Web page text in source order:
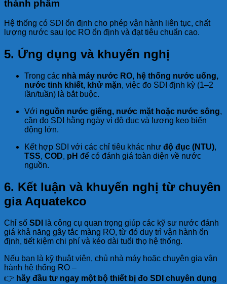
thành phẩm
Hệ thống có SDI ổn định cho phép vận hành liên tục, chất
lượng nước sau lọc RO ổn định và đạt tiêu chuẩn cao.
5. Ứng dụng và khuyến nghị
Trong các nhà máy nước RO, hệ thống nước uống,
nước tinh khiết, khử mặn, việc đo SDI định kỳ (1–2
lần/tuần) là bắt buộc.
Với nguồn nước giếng, nước mặt hoặc nước sông,
cần đo SDI hằng ngày vì độ đục và lượng keo biến
động lớn.
Kết hợp SDI với các chỉ tiêu khác như độ đục (NTU),
TSS, COD, pH để có đánh giá toàn diện về nước
nguồn.
6. Kết luận và khuyến nghị từ chuyên
gia Aquatekco
Chỉ số SDI
là công cụ quan trọng giúp các kỹ sư nước đánh
giá khả năng gây tắc màng RO, từ đó duy trì vận hành ổn
định, tiết kiệm chi phí và kéo dài tuổi thọ hệ thống.
Nếu bạn là kỹ thuật viên, chủ nhà máy hoặc chuyên gia vận
hành hệ thống RO –
👉 hãy đầu tư ngay một bộ thiết bị đo SDI chuyên dụng